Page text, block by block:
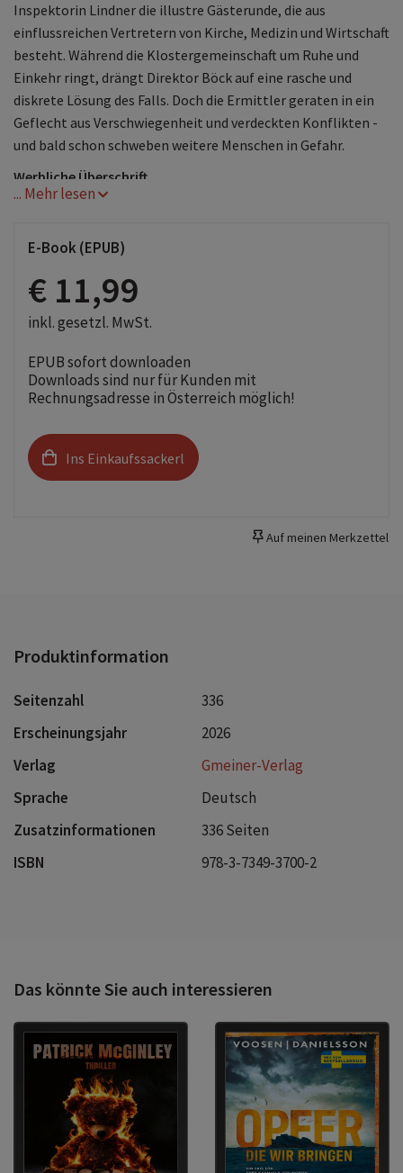
Inspektorin Lindner die illustre Gästerunde, die aus
einflussreichen Vertretern von Kirche, Medizin und Wirtschaft
besteht. Während die Klostergemeinschaft um Ruhe und
Einkehr ringt, drängt Direktor Böck auf eine rasche und
diskrete Lösung des Falls. Doch die Ermittler geraten in ein
Geflecht aus Verschwiegenheit und verdeckten Konflikten -
und bald schon schweben weitere Menschen in Gefahr.
Werbliche Überschrift
Mord im Stift Melk
... Mehr lesen
E-Book (EPUB)
€ 11,99
inkl. gesetzl. MwSt.
EPUB sofort downloaden
Downloads sind nur für Kunden mit
Rechnungsadresse in Österreich möglich!
Ins Einkaufssackerl
Auf meinen Merkzettel
Produktinformation
Seitenzahl
336
Erscheinungsjahr
2026
Verlag
Gmeiner-Verlag
Sprache
Deutsch
Zusatzinformationen
336 Seiten
ISBN
978-3-7349-3700-2
Das könnte Sie auch interessieren